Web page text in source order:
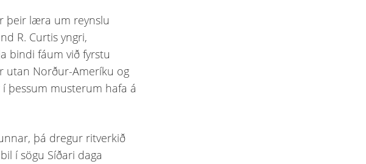
þeir læra um reynslu
R. Curtis yngri,
bindi fáum við fyrstu
utan Norður-Ameríku og
þessum musterum hafa á
þá dregur ritverkið
í sögu Síðari daga